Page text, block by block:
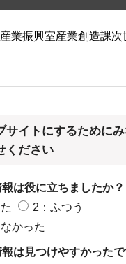
業振興室産業創造課次
サイトにするために
ください
は役に立ちましたか？
2：ふつう
かった
は見つけやすかったで